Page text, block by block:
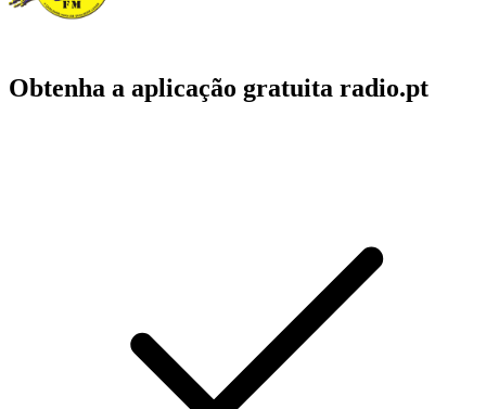
Obtenha a aplicação gratuita radio.pt